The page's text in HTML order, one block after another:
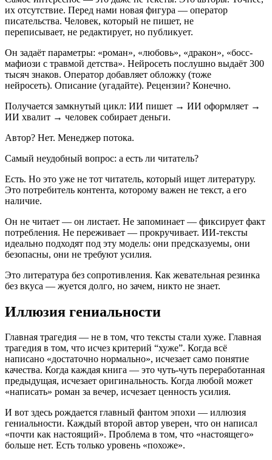
их отсутствие. Перед нами новая фигура — оператор
писательства. Человек, который не пишет, не
переписывает, не редактирует, но публикует.
Он задаёт параметры: «роман», «любовь», «дракон», «босс-
мафиози с травмой детства». Нейросеть послушно выдаёт 300
тысяч знаков. Оператор добавляет обложку (тоже
нейросеть). Описание (угадайте). Рецензии? Конечно.
Получается замкнутый цикл: ИИ пишет → ИИ оформляет →
ИИ хвалит → человек собирает деньги.
Автор? Нет. Менеджер потока.
Самый неудобный вопрос: а есть ли читатель?
Есть. Но это уже не тот читатель, который ищет литературу.
Это потребитель контента, которому важен не текст, а его
наличие.
Он не читает — он листает. Не запоминает — фиксирует факт
потребления. Не переживает — прокручивает. ИИ-тексты
идеально подходят под эту модель: они предсказуемы, они
безопасны, они не требуют усилия.
Это литература без сопротивления. Как жевательная резинка
без вкуса — жуется долго, но зачем, никто не знает.
Иллюзия гениальности
Главная трагедия — не в том, что тексты стали хуже. Главная
трагедия в том, что исчез критерий “хуже”. Когда всё
написано «достаточно нормально», исчезает само понятие
качества. Когда каждая книга — это чуть-чуть переработанная
предыдущая, исчезает оригинальность. Когда любой может
«написать» роман за вечер, исчезает ценность усилия.
И вот здесь рождается главный фантом эпохи — иллюзия
гениальности. Каждый второй автор уверен, что он написал
«почти как настоящий». Проблема в том, что «настоящего»
больше нет. Есть только уровень «похоже».